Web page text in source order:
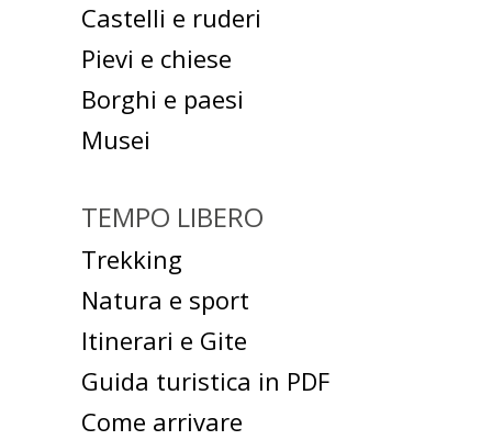
Castelli e ruderi
Pievi e chiese
Borghi e paesi
Musei
TEMPO LIBERO
Trekking
Natura e sport
Itinerari e Gite
Guida turistica in PDF
Come arrivare